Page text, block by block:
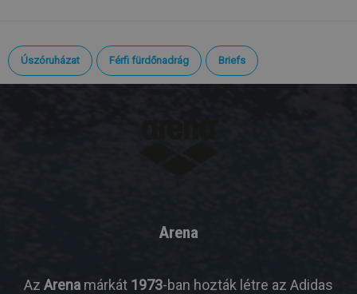
Úszóruházat Férfi fürdőnadrág Briefs
Arena
Az Arena márkát 1973-ban hozták létre az Adidas